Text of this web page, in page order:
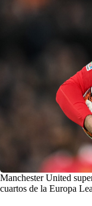
Manchester United
cuartos de la Europa